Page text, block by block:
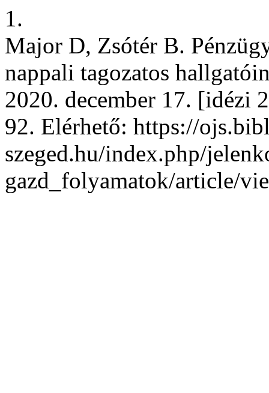
1.
Major D, Zsótér B.
nappali tagozatos
2020. december 17. [idézi
92. Elérhető: https://
szeged.hu/index.php/
gazd_folyamatok/article/